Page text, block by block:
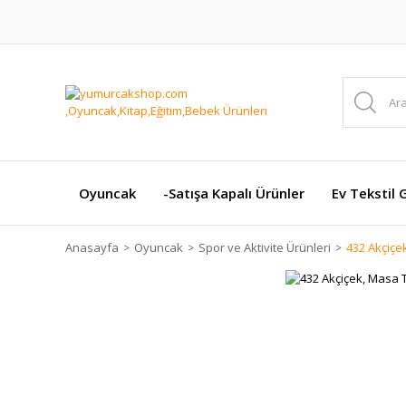
Oyuncak -Satışa Kapalı Ürünler Ev Tekstil
Anasayfa Oyuncak Spor ve Aktivite Ürünleri 432